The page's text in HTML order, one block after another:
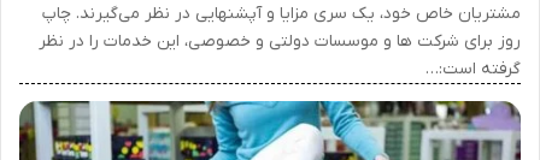
مشتریان خاص خود، یک سری مزایا و آپشن‎هایی در نظر می‌گیرند. چاپ
روز برای شرکت ها و موسسات دولتی و خصوصی، این خدمات را در نظر
گرفته است:…